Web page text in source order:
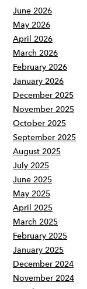
June 2026
May 2026
April 2026
March 2026
February 2026
January 2026
December 2025
November 2025
October 2025
September 2025
August 2025
July 2025
June 2025
May 2025
April 2025
March 2025
February 2025
January 2025
December 2024
November 2024